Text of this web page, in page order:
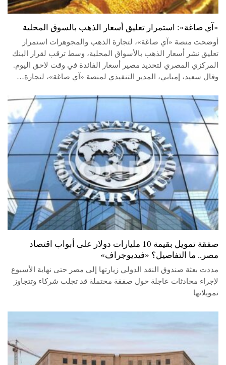
«آي صاغة»: استمرار تعليق أسعار الذهب بالسوق المحلية
أوضحت منصة «آي صاغة»، لتجارة الذهب والمجوهرات استمرار
تعليق نشر أسعار الذهب بالأسواق المحلية، وسط ترقب لقرار البنك
المركزي المصري لتحديد مصير أسعار الفائدة في وقت لاحق اليوم.
وقال سعيد، إمبابي، المدير التنفيذي لمنصة «آي صاغة»، لتجارة…
صفقة تمويل بقيمة 10 مليارات دولار على أبواب اقتصاد
مصر.. ما التفاصيل؟ «فيديوجراف»
مددت بعثة صندوق النقد الدولي زيارتها إلى مصر حتى نهاية الأسبوع
لإجراء محادثات عاجلة حول صفقة محتملة قد تجلب شركاء وتتجاوز
تمويلاتها